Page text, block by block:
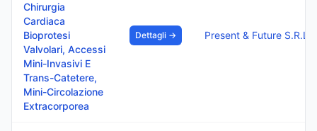
Chirurgia
Cardiaca
Bioprotesi
Valvolari, Accessi
Mini-Invasivi E
Trans-Catetere,
Mini-Circolazione
Extracorporea
Dettagli → Present & Future